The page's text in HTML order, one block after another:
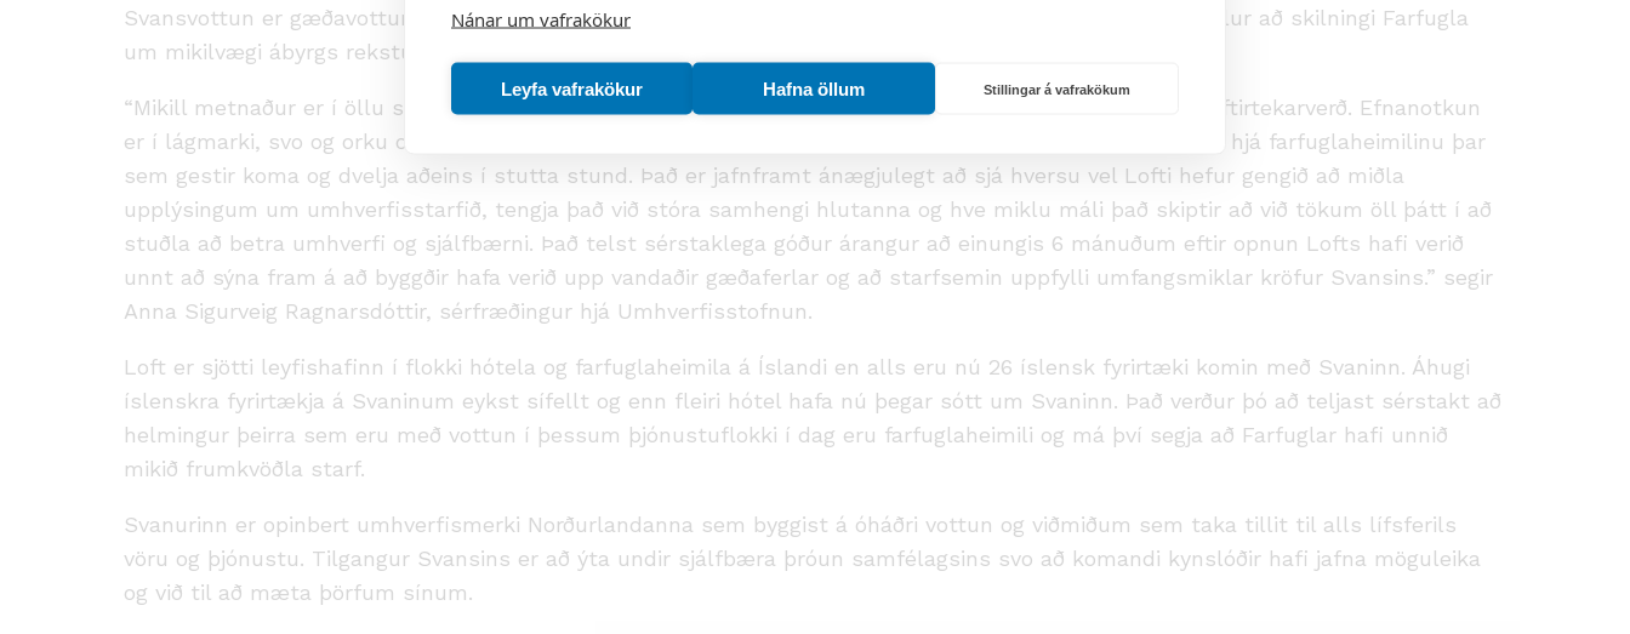
Nánar um vafrakökur
Leyfa vafrakökur Hafna öllum Stillingar á vafrakökum
Svansvottun er gæðavottun sem stuðlar að rekstrarsparnaði og betri þjónustu. Að sækjast eftir henni fellur að skilningi Farfugla
um mikilvægi ábyrgs reksturs” segir Sigríður Ólafsdóttir, rekstrarstjóri Lofts.
“Mikill metnaður er í öllu starfi hjá Lofti, sem endurspeglast í frábæru starfi þar sem frammistaðan er eftirtekarverð. Efnanotkun
er í lágmarki, svo og orku og vatnsnotkun. Það vekur sérstaka athygli hversu vel gengur að flokka úrgang hjá farfuglaheimilinu þar
sem gestir koma og dvelja aðeins í stutta stund. Það er jafnframt ánægjulegt að sjá hversu vel Lofti hefur gengið að miðla
upplýsingum um umhverfisstarfið, tengja það við stóra samhengi hlutanna og hve miklu máli það skiptir að við tökum öll þátt í að
stuðla að betra umhverfi og sjálfbærni. Það telst sérstaklega góður árangur að einungis 6 mánuðum eftir opnun Lofts hafi verið
unnt að sýna fram á að byggðir hafa verið upp vandaðir gæðaferlar og að starfsemin uppfylli umfangsmiklar kröfur Svansins.” segir
Anna Sigurveig Ragnarsdóttir, sérfræðingur hjá Umhverfisstofnun.
Loft er sjötti leyfishafinn í flokki hótela og farfuglaheimila á Íslandi en alls eru nú 26 íslensk fyrirtæki komin með Svaninn. Áhugi
íslenskra fyrirtækja á Svaninum eykst sífellt og enn fleiri hótel hafa nú þegar sótt um Svaninn. Það verður þó að teljast sérstakt að
helmingur þeirra sem eru með vottun í þessum þjónustuflokki í dag eru farfuglaheimili og má því segja að Farfuglar hafi unnið
mikið frumkvöðla starf.
Svanurinn er opinbert umhverfismerki Norðurlandanna sem byggist á óháðri vottun og viðmiðum sem taka tillit til alls lífsferils
vöru og þjónustu. Tilgangur Svansins er að ýta undir sjálfbæra þróun samfélagsins svo að komandi kynslóðir hafi jafna möguleika
og við til að mæta þörfum sínum.